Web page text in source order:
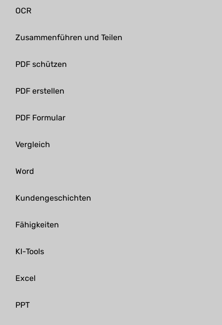
OCR
Zusammenführen und Teilen
PDF schützen
PDF erstellen
PDF Formular
Vergleich
Word
Kundengeschichten
Fähigkeiten
KI-Tools
Excel
PPT